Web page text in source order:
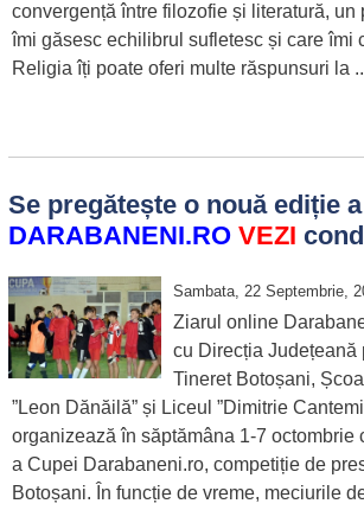
convergență între filozofie și literatură, un
îmi găsesc echilibrul sufletesc și care îmi
Religia îți poate oferi multe răspunsuri la
Se pregătește o nouă ediție a
DARABANENI.RO VEZI
Sambata, 22 Septembrie,
Ziarul online
cu Direcția Județeană
Tineret Botoșani,
”Leon Dănăilă” și Liceul ”Dimitrie
organizează în săptămâna 1-7 octombrie
a Cupei Darabaneni.ro, competiție de
Botoșani. În funcție de vreme, meciurile